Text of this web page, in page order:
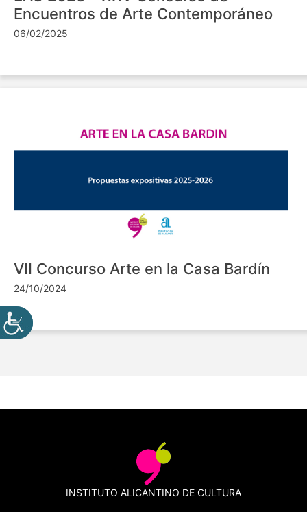
Encuentros de Arte Contemporáneo
06/02/2025
VII Concurso Arte en la Casa Bardín
24/10/2024
INSTITUTO ALICANTINO DE CULTURA